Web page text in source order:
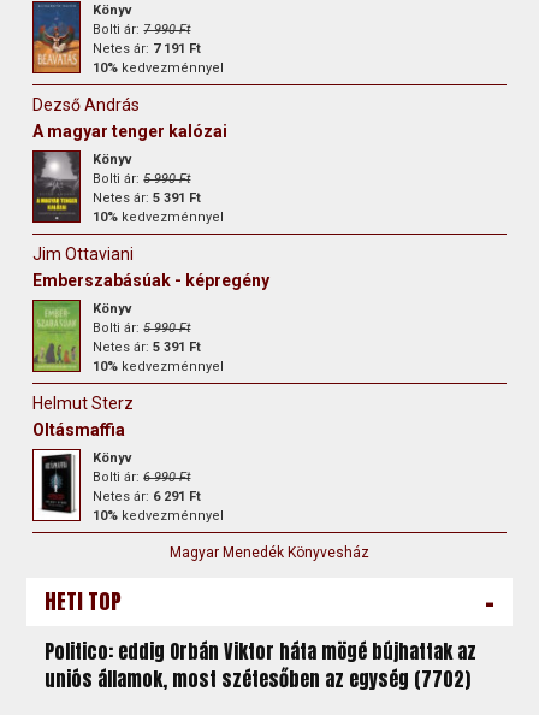
Könyv
Bolti ár:7 990 Ft
Netes ár: 7 191 Ft
10% kedvezménnyel
Dezső András
A magyar tenger kalózai
Könyv
Bolti ár:5 990 Ft
Netes ár:5 391 Ft
10% kedvezménnyel
Jim Ottaviani
Emberszabásúak - képregény
Könyv
Bolti ár:5 990 Ft
Netes ár:5 391 Ft
10% kedvezménnyel
Helmut Sterz
Oltásmaffia
Könyv
Bolti ár:6 990 Ft
Netes ár: 6 291 Ft
10% kedvezménnyel
Magyar Menedék Könyvesház
HETI TOP -
Politico: eddig Orbán Viktor háta mögé bújhattak az
uniós államok, most szétesőben az egység (7702)